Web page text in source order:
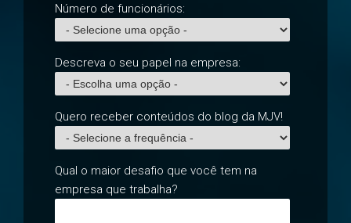
Número de funcionários:
Descreva o seu papel na empresa:
Quero receber conteúdos do blog da MJV!
Qual o maior desafio que você tem na
empresa que trabalha?